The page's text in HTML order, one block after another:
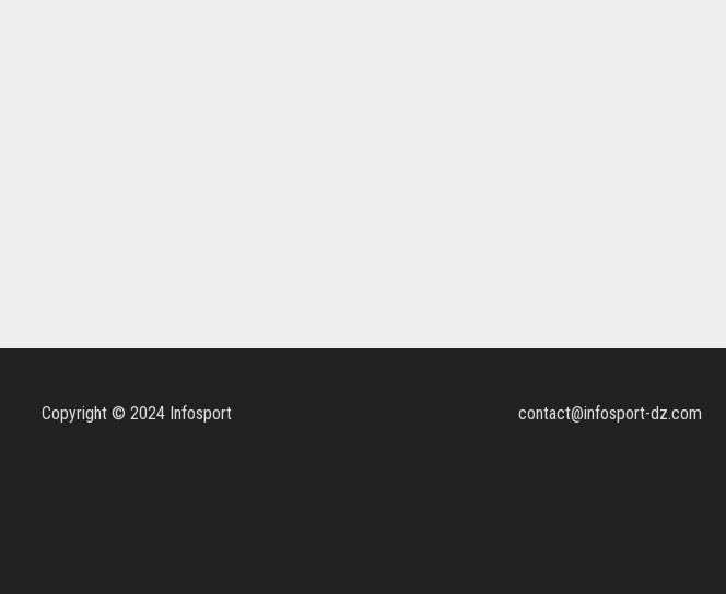
Copyright © 2024 Infosport contact@infosport-dz.com